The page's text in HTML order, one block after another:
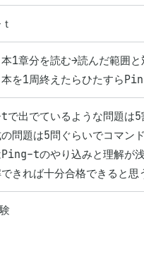
1章分を読む→読んだ範囲
出でているような問題は5
問題は5問ぐらいでコマン
Ping-tのやり込みと理解が
きれば十分合格できると思